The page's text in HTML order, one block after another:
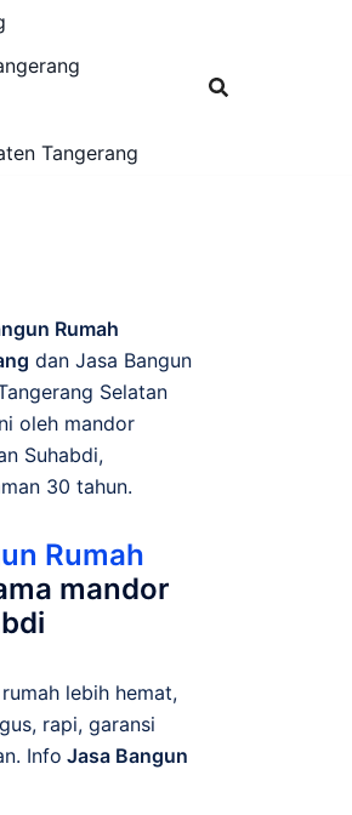
Tangerang
Rumah
dan Jasa Bangun
Selatan
oleh mandor
Suhabdi,
30 tahun.
Rumah
mandor
lebih hemat,
rapi, garansi
Info Jasa Bangun